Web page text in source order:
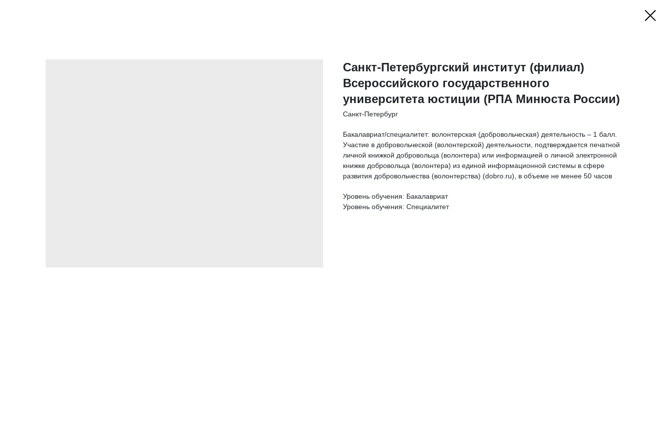
Санкт-Петербургский институт (филиал)
Всероссийского государственного
университета юстиции (РПА Минюста России)
Санкт-Петербург
Бакалавриат/специалитет: волонтерская (добровольческая) деятельность – 1 балл.
Участие в добровольческой (волонтерской) деятельности, подтверждается печатной
личной книжкой добровольца (волонтера) или информацией о личной электронной
книжке добровольца (волонтера) из единой информационной системы в сфере
развития добровольчества (волонтерства) (dobro.ru), в объеме не менее 50 часов
Уровень обучения: Бакалавриат
Уровень обучения: Специалитет